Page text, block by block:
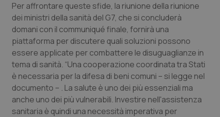
Puglia
Sardegna
Sicilia
Toscana
Umbria
Malattie rare
Malattia di Crohn & Rettocolite Ulcerosa
Neuroscienze & patologie neurodegenerative
Obesità
Oftalmologia
Per affrontare queste sfide, la riunione della riunione
dei ministri della sanità del G7, che si concluderà
domani con il communiqué finale, fornirà una
piattaforma per discutere quali soluzioni possono
essere applicate per combattere le disuguaglianze in
tema di sanità. “Una cooperazione coordinata tra Stati
è necessaria per la difesa di beni comuni – si legge nel
documento – . La salute è uno dei più essenziali ma
anche uno dei più vulnerabili. Investire nell'assistenza
sanitaria è quindi una necessità imperativa per